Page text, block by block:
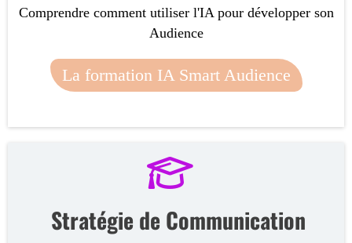
Stratégie de Communication
Comprendre comment utiliser l'IA pour développer son
Audience
La formation IA Smart Audience